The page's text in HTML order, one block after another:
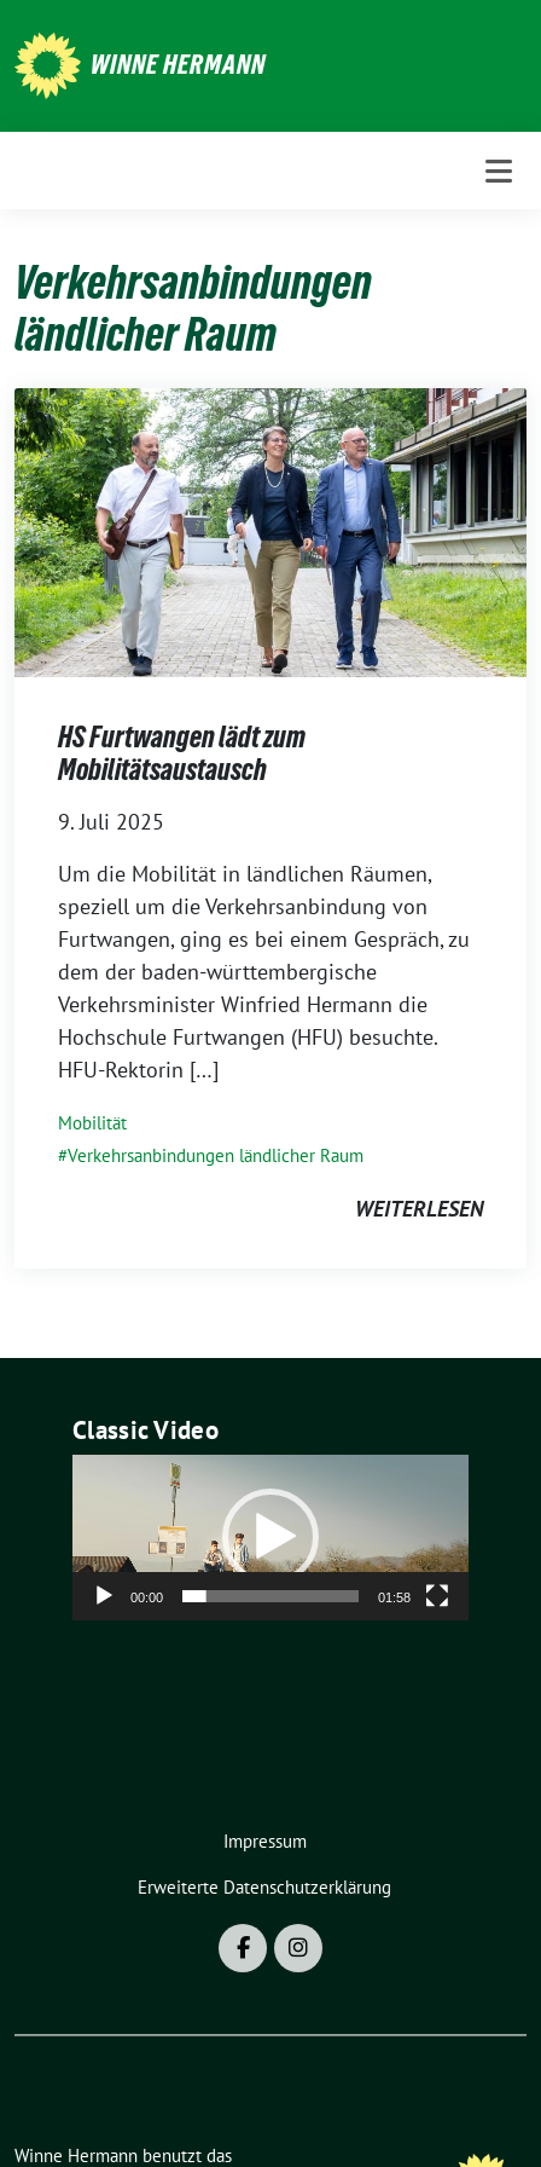
zum
Inhalt
WINNE HERMANN
Verkehrsanbindungen
ländlicher Raum
HS Furtwangen lädt zum
Mobilitätsaustausch
9. Juli 2025
Um die Mobilität in ländlichen Räumen,
speziell um die Verkehrsanbindung von
Furtwangen, ging es bei einem Gespräch, zu
dem der baden-württembergische
Verkehrsminister Winfried Hermann die
Hochschule Furtwangen (HFU) besuchte.
HFU-Rektorin […]
Mobilität
Verkehrsanbindungen ländlicher Raum
WEITERLESEN
Classic Video
00:00 01:58
Impressum
Erweiterte Datenschutzerklärung
Winne Hermann benutzt das